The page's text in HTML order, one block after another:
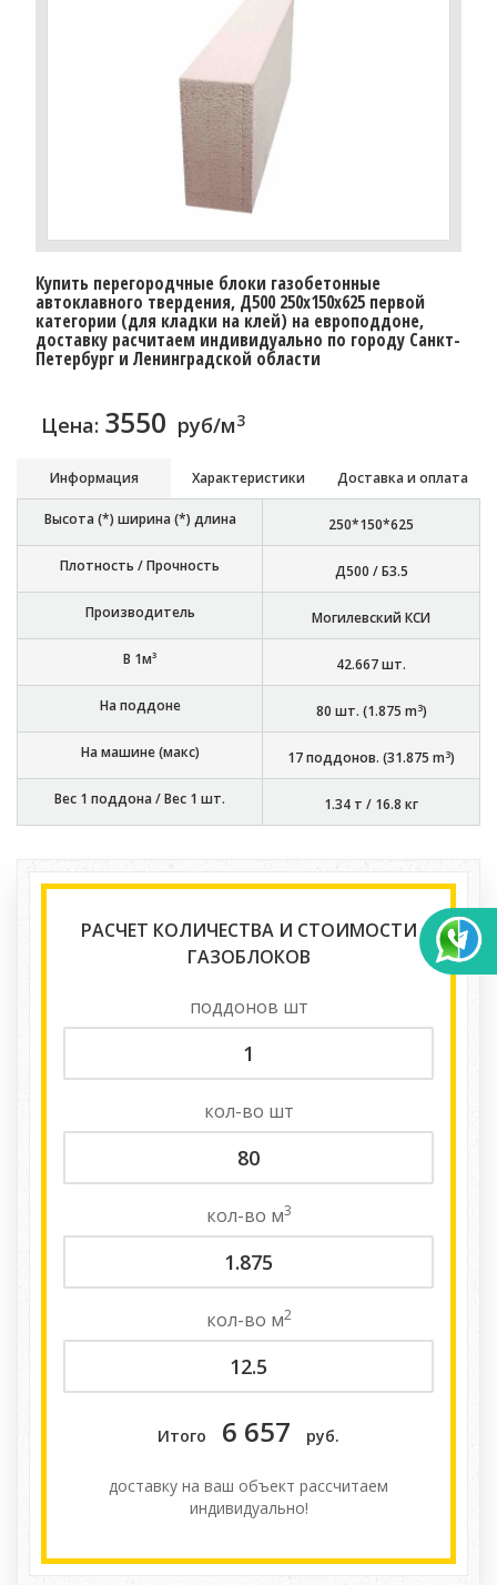
Купить перегородчные блоки газобетонные
автоклавного твердения, Д500 250x150x625 первой
категории (для кладки на клей) на европоддоне,
доставку расчитаем индивидуально по городу Санкт-
Петербург и Ленинградской области
Цена: 3550 руб/м3
Информация Характеристики Доставка и оплата
Высота (*) ширина (*) длина 250*150*625
Плотность / Прочность Д500 / Б3.5
Производитель Могилевский КСИ
В 1м³ 42.667шт.
На поддоне 80 шт. (1.875 m3)
На машине (макс) 17поддонов. (31.875 m3)
Вес 1 поддона / Вес 1 шт. 1.34 т / 16.8 кг
РАСЧЕТ КОЛИЧЕСТВА И СТОИМОСТИ
ГАЗОБЛОКОВ
поддонов шт
кол-во шт
кол-во м3
кол-во м2
Итого 6 657 руб.
доставку на ваш объект расcчитаем
индивидуально!